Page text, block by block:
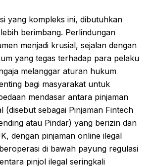
yang kompleks ini, dibutuhkan
berimbang. Perlindungan
menjadi krusial, sejalan dengan
yang tegas terhadap para pelaku
melanggar aturan hukum
bagi masyarakat untuk
mendasar antara pinjaman
(disebut sebagai Pinjaman Fintech
atau Pindar) yang berizin dan
dengan pinjaman online ilegal
di bawah payung regulasi
pinjol ilegal seringkali